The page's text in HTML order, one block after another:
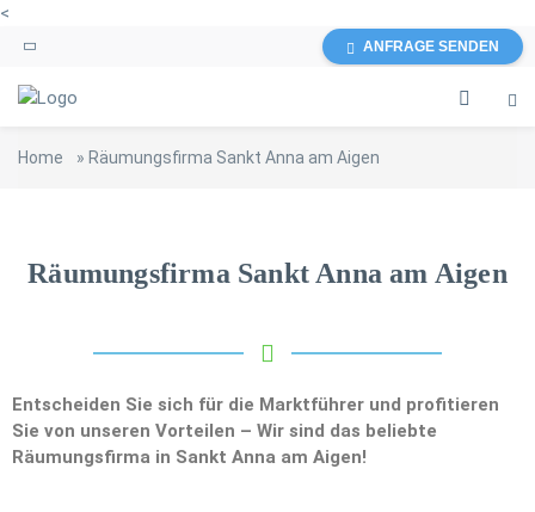
<
ANFRAGE SENDEN
Home » Räumungsfirma Sankt Anna am Aigen
Räumungsfirma Sankt Anna am Aigen
Entscheiden Sie sich für die Marktführer und profitieren
Sie von unseren Vorteilen – Wir sind das beliebte
Räumungsfirma in Sankt Anna am Aigen!